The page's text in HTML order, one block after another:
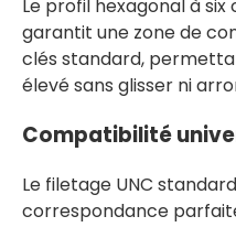
Le profil hexagonal à
garantit une zone de
clés standard,
élevé sans glisser ni
Compatibilité
Le filetage UNC
correspondance